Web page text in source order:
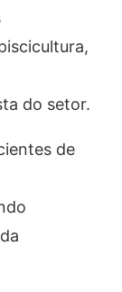
do setor.
de